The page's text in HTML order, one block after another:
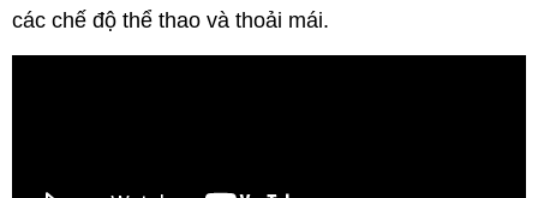
các chế độ thể thao và thoải mái.